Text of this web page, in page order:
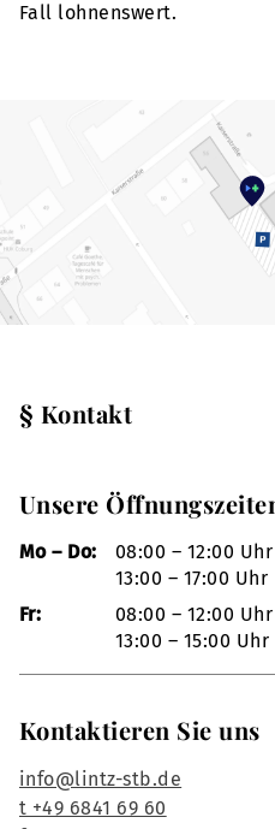
Fall lohnenswert.
§ Kontakt
Unsere
Mo – Do:
08:00 – 12:00
13:00 – 17:00 Uhr
Fr:
08:00 – 12:00
13:00 – 15:00 Uhr
Kontaktieren Sie uns
info@lintz-stb.de
t +49 6841 69 60